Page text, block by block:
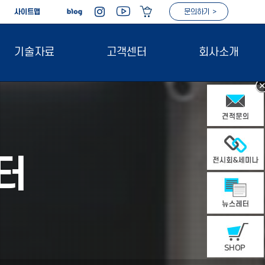
사이트맵 문의하기 >
기술자료 고객센터 회사소개